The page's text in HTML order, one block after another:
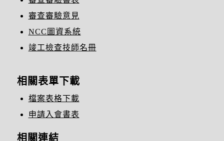
審查審驗意見
NCC圖資系統
竣工檢查技師名冊
相關表單下載
檔案表格下載
申請入會書表
相關連結